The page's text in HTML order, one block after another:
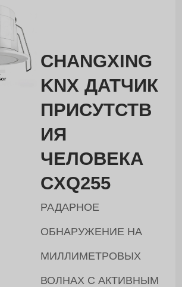
CHANGXING
KNX ДАТЧИК
ПРИСУТСТВ
ИЯ
ЧЕЛОВЕКА
CXQ255
РАДАРНОЕ
ОБНАРУЖЕНИЕ НА
МИЛЛИМЕТРОВЫХ
ВОЛНАХ С АКТИВНЫМ